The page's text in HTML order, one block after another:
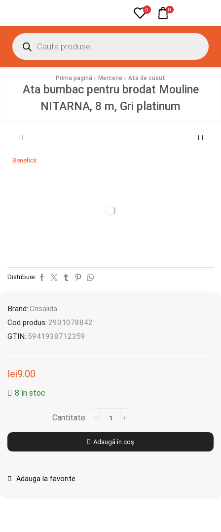
0 0
Prima pagină Mercerie Ata de cusut
Ata bumbac pentru brodat Mouline
NITARNA, 8 m, Gri platinum
Beneficii:
Distribuie:
Brand: Crisalida
Cod produs: 2901078842
GTIN: 5941938712359
lei9.00
8 în stoc
Adaugă în coș
Adauga la favorite